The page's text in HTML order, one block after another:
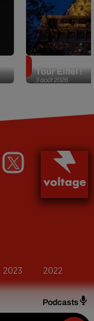
Podcasts
3 août 2026
Tour Eiffel !
2023 2022